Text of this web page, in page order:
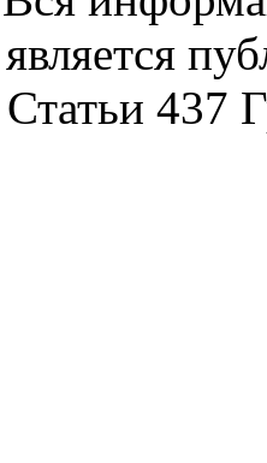
является
Статьи 437